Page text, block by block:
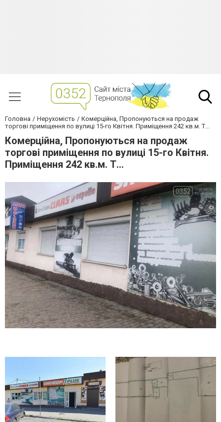
Головна Нерухомість
Комерційна, Пропонуються на продаж
торгові приміщення по вулиці 15-го Квітня. Приміщення 242 кв.м. Т...
Комерційна, Пропонуються на продаж
торгові приміщення по вулиці 15-го Квітня.
Приміщення 242 кв.м. Т...